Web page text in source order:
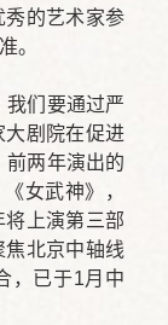
秀的艺术家参
。
我们要通过严
大剧院在促进
前两年演出的
女武神》，
上演第三部
焦北京中轴线
，已于1月中